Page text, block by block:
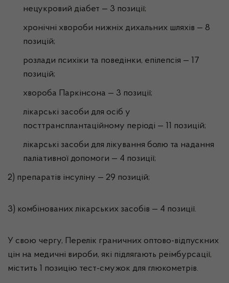
нецукровий діабет — 3 позиції;
хронічні хвороби нижніх дихальних шляхів — 8
позицій;
розлади психіки та поведінки, епілепсія — 17
позицій;
хвороба Паркінсона — 3 позиції;
лікарські засоби для осіб у
посттрансплантаційному періоді — 11 позицій;
лікарські засоби для лікування болю та надання
паліативної допомоги — 4 позиції;
2) препаратів інсуліну — 29 позицій;
3) комбінованих лікарських засобів — 4 позиції.
У свою чергу, Перелік граничних оптово-відпускних
цін на медичні вироби, які підлягають реімбурсації,
містить 1 позицію тест-смужок для глюкометрів.